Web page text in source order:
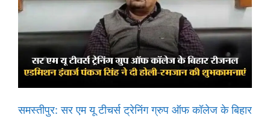
समस्तीपुर: सर एम यू टीचर्स ट्रेनिंग ग्रुप ऑफ कॉलेज के बिहार